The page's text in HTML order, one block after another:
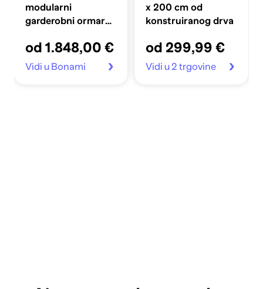
modularni
garderobni ormar
300x200 cm Daily
od 1.848,00 €
Vidi u Bonami
x 200 cm od
konstruiranog drva
od 299,99 €
Vidi u 2 trgovine